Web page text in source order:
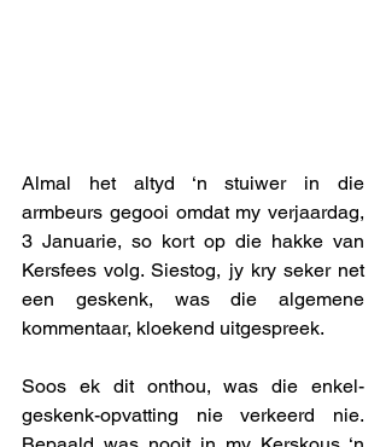
Almal het altyd ‘n stuiwer in die
armbeurs gegooi omdat my verjaardag,
3 Januarie, so kort op die hakke van
Kersfees volg. Siestog, jy kry seker net
een geskenk, was die algemene
kommentaar, kloekend uitgespreek.
Soos ek dit onthou, was die enkel-
geskenk-opvatting nie verkeerd nie.